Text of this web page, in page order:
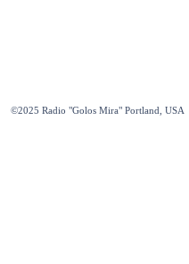
©2025 Radio "Golos Mira" Portland, USA